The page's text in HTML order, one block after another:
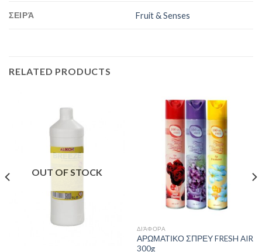
ΣΕΙΡΆ Fruit & Senses
RELATED PRODUCTS
OUT OF STOCK
ΔΙΆΦΟΡΑ
ΑΡΩΜΑΤΙΚΟ ΣΠΡΕΥ FRESH AIR
300g